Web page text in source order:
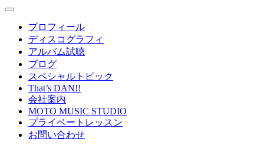
プロフィール
ディスコグラフィ
アルバム試聴
ブログ
スペシャルトピック
That’s DAN!!
会社案内
MOTO MUSIC STUDIO
プライベートレッスン
お問い合わせ